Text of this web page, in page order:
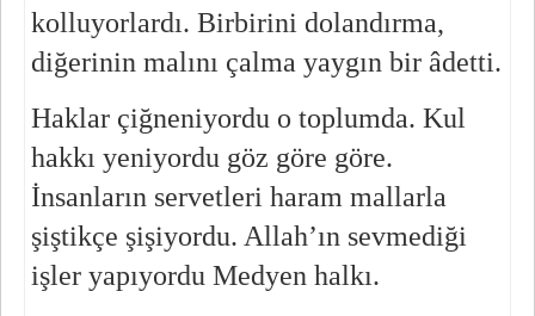
kolluyorlardı. Birbirini dolandırma,
diğerinin malını çalma yaygın bir âdetti.
Haklar çiğneniyordu o toplumda. Kul
hakkı yeniyordu göz göre göre.
İnsanların servetleri haram mallarla
şiştikçe şişiyordu. Allah’ın sevmediği
işler yapıyordu Medyen halkı.